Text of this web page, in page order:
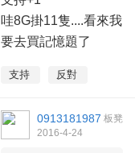
哇8G掛11隻....看來我
要去買記憶題了
支持 反對
板凳
0913181987
2016-4-24